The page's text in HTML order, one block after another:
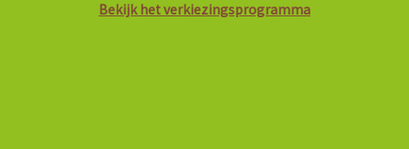
Bekijk het verkiezingsprogramma